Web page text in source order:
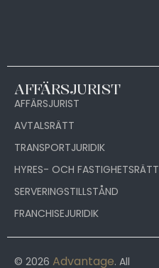
AFFÄRSJURIST
AFFÄRSJURIST
AVTALSRÄTT
TRANSPORTJURIDIK
HYRES- OCH FASTIGHETSRÄTT
SERVERINGSTILLSTÅND
FRANCHISEJURIDIK
© 2026 Advantage. All